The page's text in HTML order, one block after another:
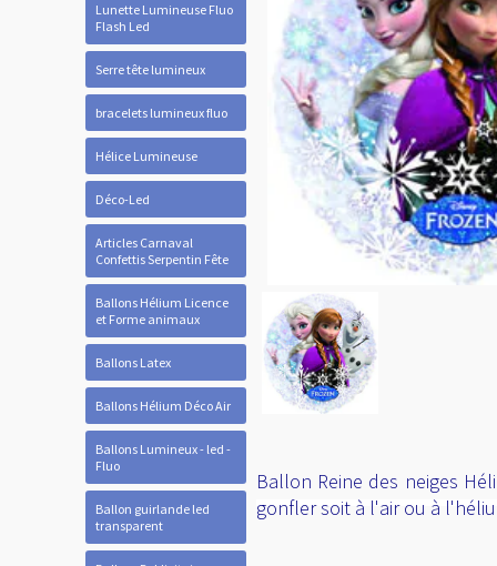
Lunette Lumineuse Fluo
Flash Led
Serre tête lumineux
bracelets lumineux fluo
Hélice Lumineuse
Déco-Led
Articles Carnaval
Confettis Serpentin Fête
Ballons Hélium Licence
et Forme animaux
Ballons Latex
Ballons Hélium Déco Air
Ballons Lumineux - led -
Fluo
Ballon guirlande led
transparent
Ballon Reine des neiges
gonfler soit à l'air ou à